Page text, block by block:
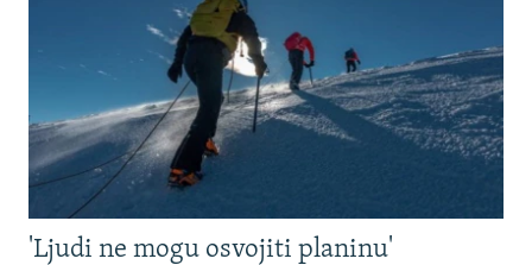
'Ljudi ne mogu osvojiti planinu'